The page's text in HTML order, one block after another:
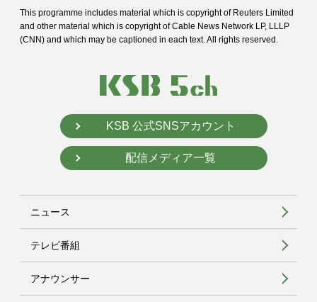
This programme includes material which is copyright of Reuters Limited
and other material which is copyright of Cable News Network LP, LLLP
(CNN) and which may be captioned in each text. All rights reserved.
KSB 公式SNSアカウント
配信メディア一覧
ニュース
テレビ番組
アナウンサー